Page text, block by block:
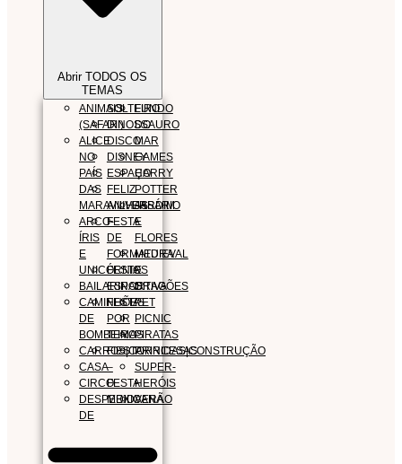
Abrir TODOS OS
TEMAS
ANIMAIS
(SAFARI)
ALICE
NO
PAÍS
DAS
MARAVILHAS
ARCO-
ÍRIS
E
UNICÓRNIOS
BAILARINAS
CAMINHÕES
DE
BOMBEIROS
CARROS|CORRIDAS|CONSTRUÇÃO
CASA
CIRCO
DESPEDIDA
DE
SOLTEIRO
DINOSSAURO
DISCO
DISNEY
ESPAÇO
FELIZ
ANIVERSÁRIO
FESTA
DE
FORMATURA
FESTA
ESPORTIVA
FESTA
POR
TEMA
FIESTA
–
FESTA
MEXICANA
FUNDO
DO
MAR
GAMES
HARRY
POTTER
JARDIM
E
FLORES
MEDIEVAL
E
DRAGÕES
PET
PICNIC
PIRATAS
PRINCESAS
SUPER-
HERÓIS
VERÃO